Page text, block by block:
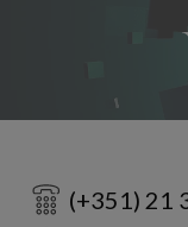
(+351) 21